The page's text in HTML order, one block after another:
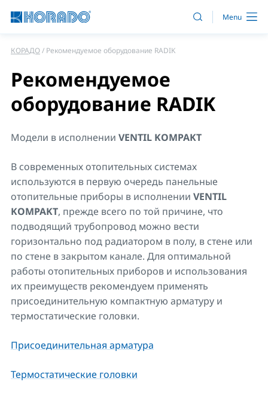
КОРАДО Рекомендуемое оборудование RADIK
Рекомендуемое
оборудование RADIK
Модели в исполнении VENTIL KOMPAKT
В современных отопительных системах
используются в первую очередь панельные
отопительные приборы в исполнении VENTIL
KOMPAKT, прежде всего по той причине, что
подводящий трубопровод можно вести
горизонтально под радиатором в полу, в стене или
по стене в закрытом канале. Для оптимальной
работы отопительных приборов и использования
их преимуществ рекомендуем применять
присоединительную компактную арматуру и
термостатические головки.
Присоединительная арматура
Термостатические головки